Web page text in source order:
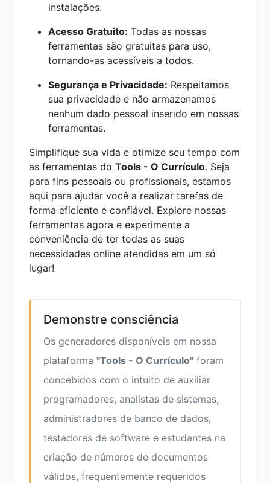
instalações.
Acesso Gratuito: Todas as nossas
ferramentas são gratuitas para uso,
tornando-as acessíveis a todos.
Segurança e Privacidade: Respeitamos
sua privacidade e não armazenamos
nenhum dado pessoal inserido em nossas
ferramentas.
Simplifique sua vida e otimize seu tempo com
as ferramentas do Tools - O Currículo. Seja
para fins pessoais ou profissionais, estamos
aqui para ajudar você a realizar tarefas de
forma eficiente e confiável. Explore nossas
ferramentas agora e experimente a
conveniência de ter todas as suas
necessidades online atendidas em um só
lugar!
Demonstre consciência
Os generadores disponíveis em nossa
plataforma "Tools - O Currículo" foram
concebidos com o intuito de auxiliar
programadores, analistas de sistemas,
administradores de banco de dados,
testadores de software e estudantes na
criação de números de documentos
válidos, frequentemente requeridos